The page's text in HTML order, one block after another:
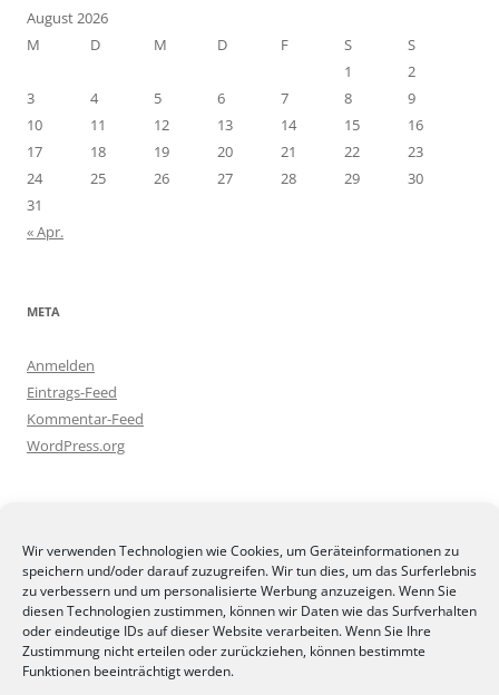
Wir verwenden Technologien wie Cookies, um Geräteinformationen zu
speichern und/oder darauf zuzugreifen. Wir tun dies, um das Surferlebnis
zu verbessern und um personalisierte Werbung anzuzeigen. Wenn Sie
diesen Technologien zustimmen, können wir Daten wie das Surfverhalten
oder eindeutige IDs auf dieser Website verarbeiten. Wenn Sie Ihre
Zustimmung nicht erteilen oder zurückziehen, können bestimmte
Funktionen beeinträchtigt werden.
August 2026
M
D M D F S
S
1
2
3
4 5 6 7 8
9
10
11 12 13 14 15
16
17
18 19 20 21 22
23
24
25 26 27 28 29
30
31
« Apr.
META
Anmelden
Eintrags-Feed
Kommentar-Feed
WordPress.org
BLOGGERAMT